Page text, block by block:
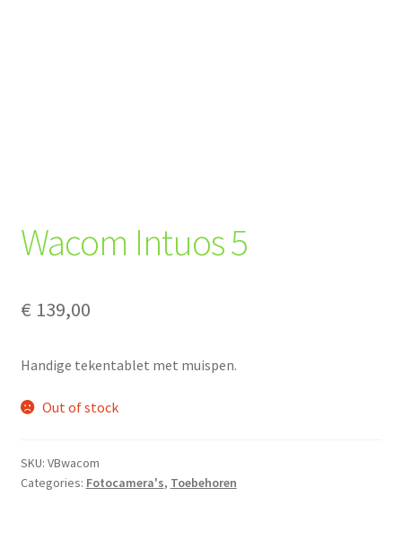
Wacom Intuos 5
€ 139,00
Handige tekentablet met muispen.
Out of stock
SKU: VBwacom
Categories: Fotocamera's, Toebehoren